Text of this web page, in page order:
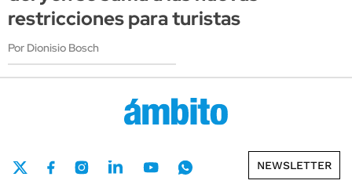
restricciones para turistas
Por Dionisio Bosch
NEWSLETTER